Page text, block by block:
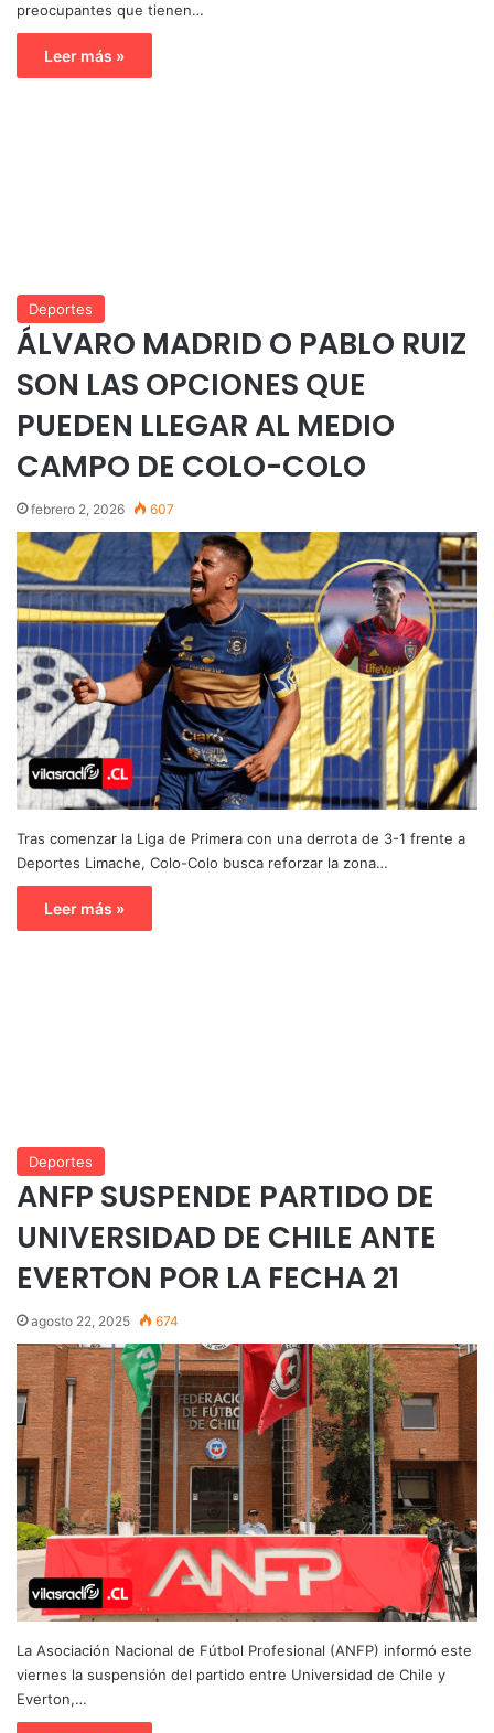
preocupantes que tienen…
Leer más »
Deportes
ÁLVARO MADRID O PABLO RUIZ
SON LAS OPCIONES QUE
PUEDEN LLEGAR AL MEDIO
CAMPO DE COLO-COLO
febrero 2, 2026 607
Tras comenzar la Liga de Primera con una derrota de 3-1 frente a
Deportes Limache, Colo-Colo busca reforzar la zona…
Leer más »
Deportes
ANFP SUSPENDE PARTIDO DE
UNIVERSIDAD DE CHILE ANTE
EVERTON POR LA FECHA 21
agosto 22, 2025 674
La Asociación Nacional de Fútbol Profesional (ANFP) informó este
viernes la suspensión del partido entre Universidad de Chile y
Everton,…